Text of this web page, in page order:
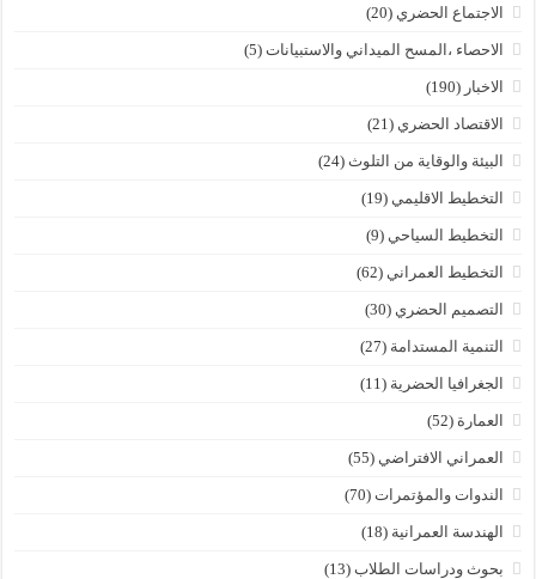
الاجتماع الحضري (20)
الاحصاء ،المسح الميداني والاستبيانات (5)
الاخبار (190)
الاقتصاد الحضري (21)
البيئة والوقاية من التلوث (24)
التخطيط الاقليمي (19)
التخطيط السياحي (9)
التخطيط العمراني (62)
التصميم الحضري (30)
التنمية المستدامة (27)
الجغرافيا الحضرية (11)
العمارة (52)
العمراني الافتراضي (55)
الندوات والمؤتمرات (70)
الهندسة العمرانية (18)
بحوث ودراسات الطلاب (13)